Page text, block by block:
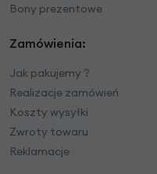
Bony prezentowe
Zamówienia:
Jak pakujemy ?
Realizacje zamówień
Koszty wysyłki
Zwroty towaru
Reklamacje